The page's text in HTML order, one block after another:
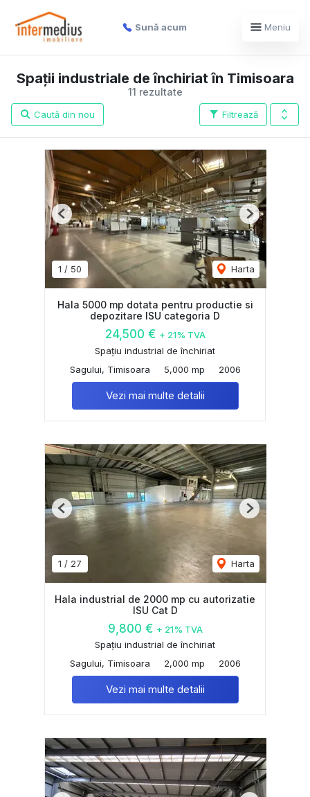
Sună acum Meniu
11 rezultate
Spații industriale de închiriat în Timisoara
Filtrează
Caută din nou
1 / 50 Harta
Previous Next
Hala 5000 mp dotata pentru productie si
depozitare ISU categoria D
24,500 € + 21% TVA
Spațiu industrial de închiriat
Sagului, Timisoara
5,000 mp 2006
Vezi mai multe detalii
1 / 27 Harta
Previous Next
Hala industrial de 2000 mp cu autorizatie
ISU Cat D
9,800 € + 21% TVA
Spațiu industrial de închiriat
Sagului, Timisoara
2,000 mp 2006
Vezi mai multe detalii